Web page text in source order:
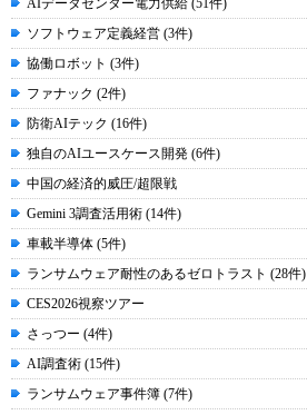
AIデータセンター電力供給 (51件)
ソフトウェア定義経営 (3件)
協働ロボット (3件)
ファナック (2件)
防衛AIテック (16件)
独自のAIユースケース開発 (6件)
中国の経済的威圧/超限戦
Gemini 3調査活用術 (14件)
車載半導体 (5件)
ランサムウェア耐性のあるゼロトラスト (28件)
CES2026視察ツアー
さっつー (4件)
AI調査術 (15件)
ランサムウェア事件簿 (7件)